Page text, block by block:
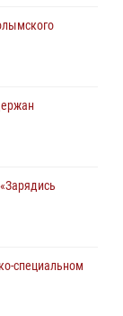
Бойко
на
специальном